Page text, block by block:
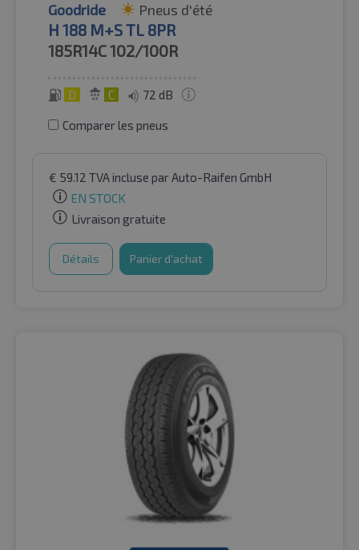
Goodride Pneus d'été
H 188 M+S TL 8PR
185R14C102/100R
D C 72 dB
Comparer les pneus
€ 59.12 TVA incluse par Auto-Raifen GmbH
EN STOCK
Livraison gratuite
Détails Panier d'achat